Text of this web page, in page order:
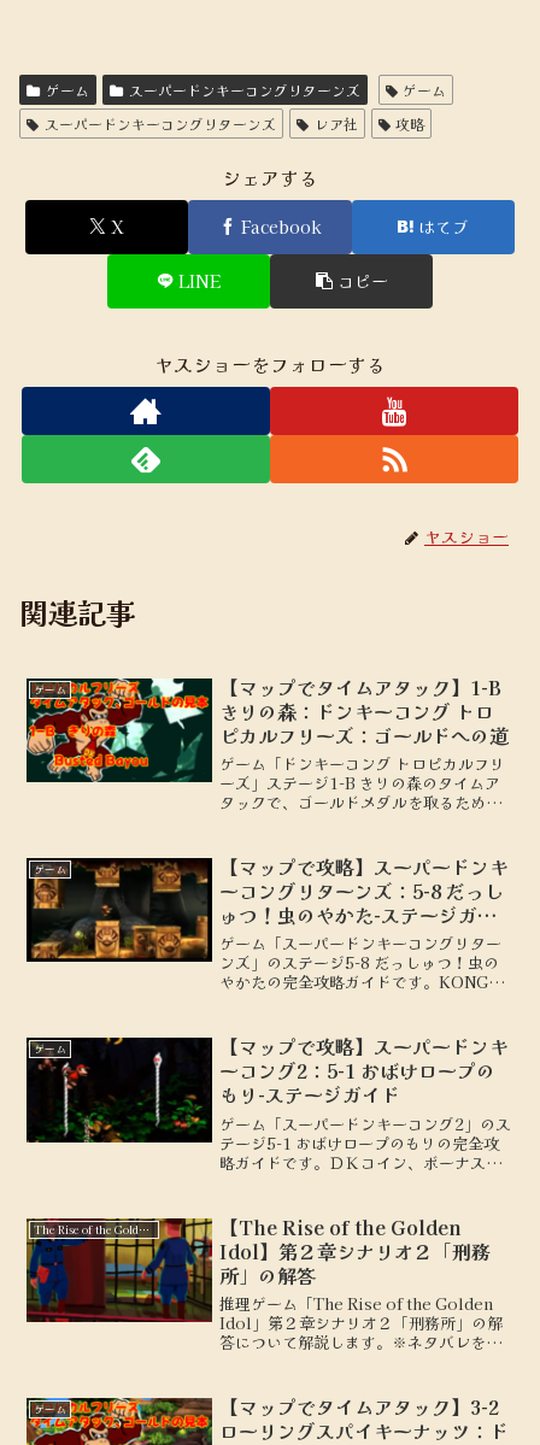
ゲーム スーパードンキーコングリターンズ
ゲーム
スーパードンキーコングリターンズ
レア社 攻略
シェアする
X Facebook はてブ
LINE コピー
ヤスショーをフォローする
ヤスショー
関連記事
ゲーム
【マップでタイムアタック】1-B
きりの森：ドンキーコング トロ
ピカルフリーズ：ゴールドへの道
ゲーム「ドンキーコング トロピカルフリ
ーズ」ステージ1-B きりの森のタイムア
タックで、ゴールドメダルを取るための
ゲーム
【マップで攻略】スーパードンキ
ーコングリターンズ：5-8 だっし
ゅつ！虫のやかた-ステージガイ
ド
ゲーム「スーパードンキーコングリター
ンズ」のステージ5-8 だっしゅつ！虫の
やかたの完全攻略ガイドです。KONG、
ゲーム
【マップで攻略】スーパードンキ
ーコング2：5-1 おばけロープの
もり-ステージガイド
ゲーム「スーパードンキーコング2」のス
テージ5-1 おばけロープのもりの完全攻
略ガイドです。ＤＫコイン、ボーナスス
The Rise of the Golden Idol
【The Rise of the Golden
Idol】第２章シナリオ２「刑務
所」の解答
推理ゲーム「The Rise of the Golden
Idol」第２章シナリオ２「刑務所」の解
答について解説します。※ネタバレを含
ゲーム
【マップでタイムアタック】3-2
ローリングスパイキーナッツ：ド